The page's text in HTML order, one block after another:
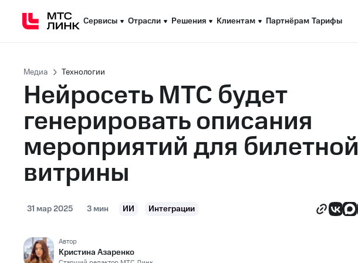
Сервисы Отрасли Решения Клиентам Партнёрам Тарифы
Сервисы Отрасли Решения Клиентам Партнёрам Тарифы
Медиа Технологии
Нейросеть МТС будет
генерировать описания
мероприятий для билетной
витрины
31 мар 2025 3 мин ИИ Интеграции
Автор
Кристина Азаренко